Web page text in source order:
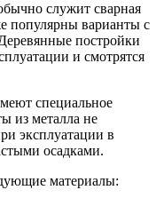
служит сварная
популярны варианты с
постройки
и смотрятся
специальное
из металла не
эксплуатации в
осадками.
материалы: